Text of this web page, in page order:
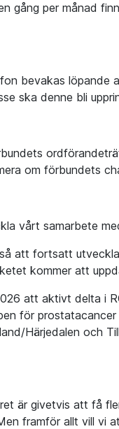
gång per månad
bevakas löpande
ska denne bli
om förbundets
vårt samarbete
att fortsatt
kommer att
att aktivt delta i
för
Härjedalen och
är givetvis att få
framför allt vill vi